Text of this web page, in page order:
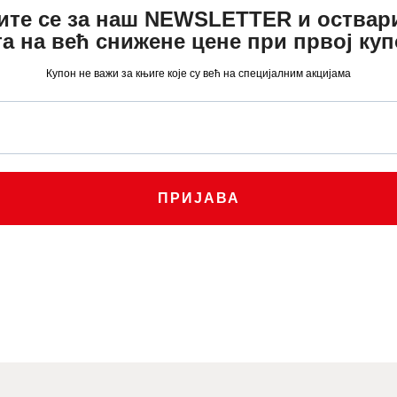
била:
990.
0
рсд.
750.
0
рсд.
се за наш NEWSLETTER и
на већ снижене цене при првој
Купон не важи за књиге које су већ на специјалним акцијама
ПРИЈАВА